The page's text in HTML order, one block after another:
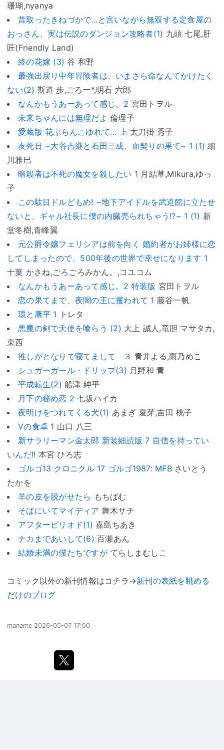
珊瑚,nyanya
昔取ったきねづかで…と言いながら無双する定食屋の
おっさん、実は伝説のダンジョン攻略者(1) 九頭 七尾,肝
匠(Friendly Land)
終の花嫁 (3) 谷 和野
最強出戻り中年冒険者は、いまさら命なんてかけたく
ない(2) 斯道 歩,ごろー*,明石 六郎
なんかもうあーあって感じ。2 宮田トヲル
未来ちゃんには無理だよ 倫理子
愛蔵版 花ぶらんこゆれて… 上太刀掛 秀子
友死日 ~大谷吉継と石田三成、血契りの果て~ 1 (1) 細
川雅巳
暗殺者は不死の魔女を殺したい 1 月結草,Mikura,ゆっ
子
この駄目ドルどもめ! ~地下アイドルを武道館に立たせ
ないと、ギャル社長に僕の内臓売られちゃう!?~ 1 (1) 新
堂冬樹,青峰翼
元公爵令嬢フェリシアは前を向く 婚約者がお姉様に恋
してしまったので、500年後の世界で幸せになります 1
十葉 かさね,ごろごろみかん。,コユコム
なんかもうあーあって感じ。2 特装版 宮田トヲル
恋の果てまで、夜闇の王に攫われて 1 藤谷一帆
環と康平 1 トレタ
悪魔の剣で天使を喰らう (2) 大上 誠人,竜胆 マサタカ,
東西
推しがとなりで寝てまして ３ 青井よる,雨乃めこ
シュガーガール・ドリップ(3) 月野和 青
平成転生(2) 船津 紳平
月下の秘め恋 2 七坂ハイカ
夜明けをつれてくる犬(1) あまぎ 夏芽,吉田 桃子
Vの食卓 1 山口 八三
新サラリーマン金太郎 新装細読版 7 自信を持ってい
いんだ!! 本宮 ひろ志
ゴルゴ13 クロニクル 17 ゴルゴ1987: MFBさいとう
たかを
羊の皮を脱がせたら もちぱむ
そばにいてマイディア 舞木サチ
アフターピリオド(1) 嘉島ちあき
ナカまであいして(6) 百瀬あん
結婚未満の僕たちですがてらしまむしこ
コミック以外の新刊情報はコチラ→新刊の表紙を眺める
だけのブログ
maname 2026-05-07 17:00